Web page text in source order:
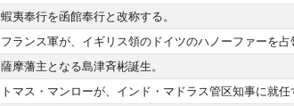
蝦夷奉行を函館奉行と改称する。
フランス軍が、イギリス領のドイツのハノーファーを占
薩摩藩主となる島津斉彬誕生。
トマス・マンローが、インド・マドラス管区知事に就任